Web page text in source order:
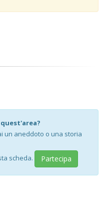
un aneddoto o una storia
scheda.
Partecipa